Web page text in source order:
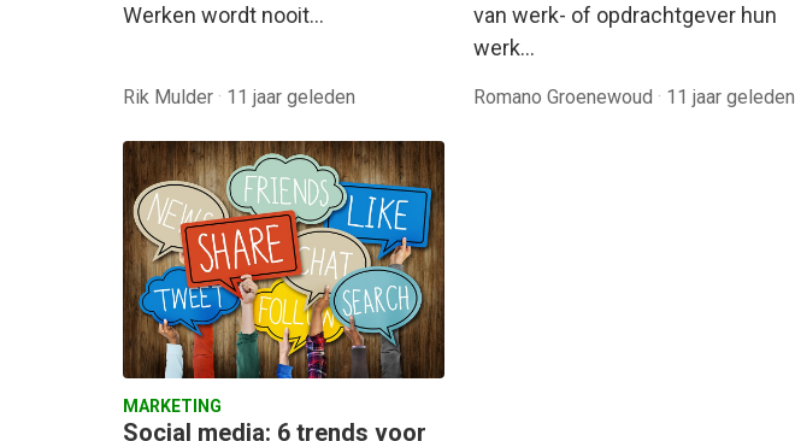
Werken wordt nooit…
Rik Mulder · 11 jaar geleden
van werk- of opdrachtgever hun
werk…
Romano Groenewoud · 11 jaar geleden
MARKETING
Social media: 6 trends voor